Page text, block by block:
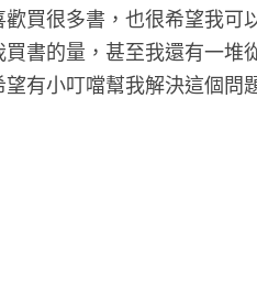
歡買很多書，也很希望我
書的量，甚至我還有一
有小叮噹幫我解決這個